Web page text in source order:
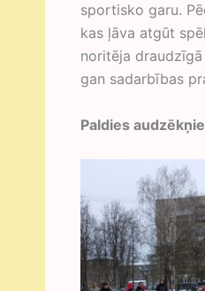
sportisko garu.
kas ļāva atgūt
noritēja
gan sadarbības
Paldies